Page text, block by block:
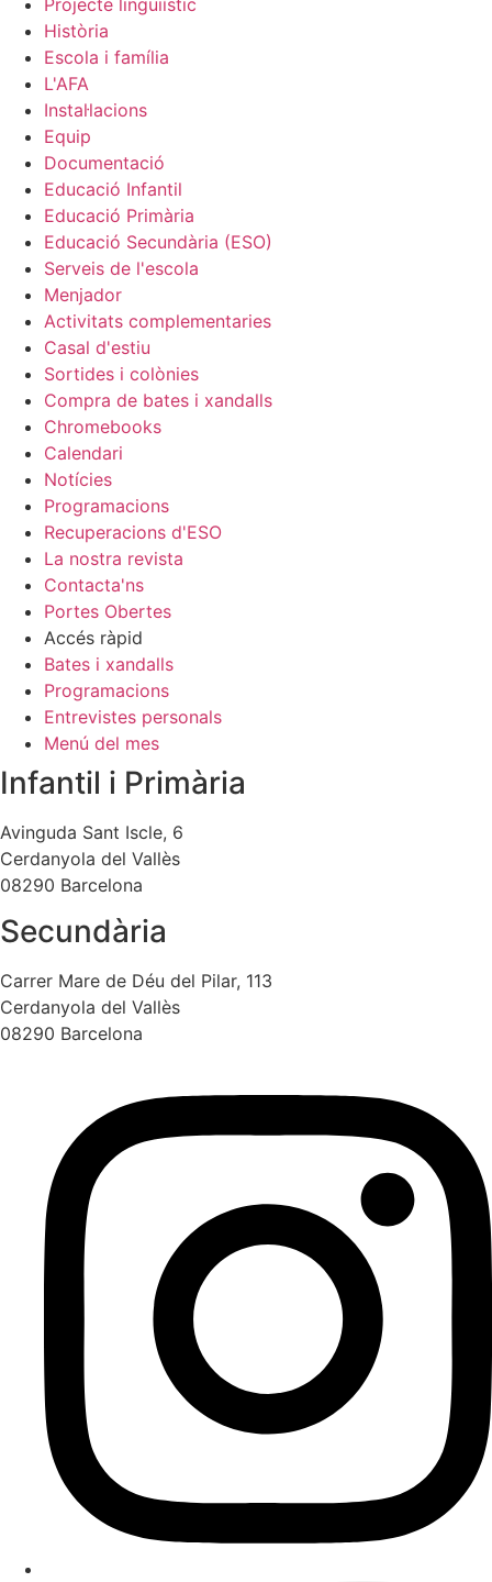
Projecte lingüiístic
Història
Escola i família
L'AFA
Instal·lacions
Equip
Documentació
Educació Infantil
Educació Primària
Educació Secundària (ESO)
Serveis de l'escola
Menjador
Activitats complementaries
Casal d'estiu
Sortides i colònies
Compra de bates i xandalls
Chromebooks
Calendari
Notícies
Programacions
Recuperacions d'ESO
La nostra revista
Contacta'ns
Portes Obertes
Accés ràpid
Bates i xandalls
Programacions
Entrevistes personals
Menú del mes
Infantil i Primària
Avinguda Sant Iscle, 6
Cerdanyola del Vallès
08290 Barcelona
Secundària
Carrer Mare de Déu del Pilar, 113
Cerdanyola del Vallès
08290 Barcelona